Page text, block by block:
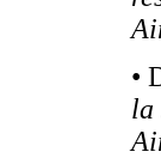
•
la